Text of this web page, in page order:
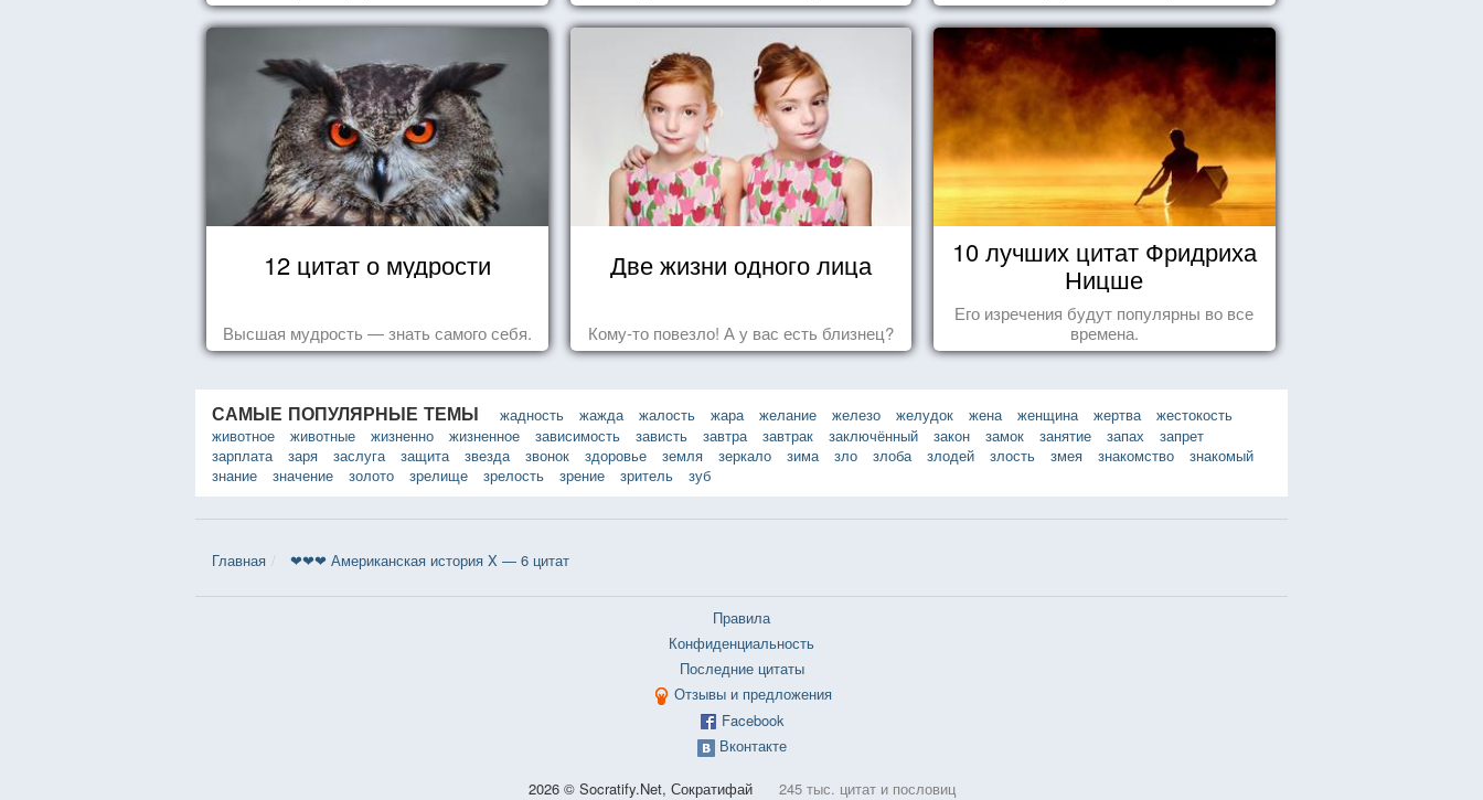
12 цитат о мудрости
Высшая мудрость — знать самого себя.
Две жизни одного лица
Кому-то повезло! А у вас есть близнец?
10 лучших цитат Фридриха
Ницше
Его изречения будут популярны во все
времена.
САМЫЕ ПОПУЛЯРНЫЕ ТЕМЫ жадность жажда жалость жара желание железо желудок жена женщина жертва
жестокость
животное
животные жизненно жизненное зависимость зависть завтра завтрак заключённый закон замок занятие запах
запрет
зарплата
заря заслуга защита звезда звонок здоровье земля зеркало зима зло злоба злодей злость змея знакомство
знакомый
знание
значение золото зрелище зрелость зрение зритель зуб
Главная ❤❤❤ Американская история X — 6 цитат
Правила
Конфиденциальность
Последние цитаты
Отзывы и предложения
Facebook
Вконтакте
2026 © Socratify.Net, Сократифай 245 тыс. цитат и пословиц